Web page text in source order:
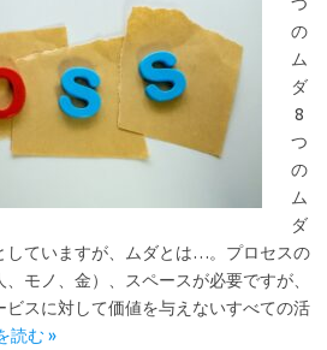
の
ム
ダ
8
つ
の
ム
ダ
していますが、ムダとは…。プロセスの
モノ、金）、スペースが必要ですが、
ビスに対して価値を与えないすべての活
読む »